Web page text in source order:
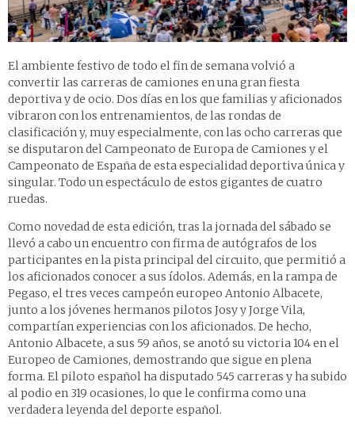
El ambiente festivo de todo el fin de semana volvió a
convertir las carreras de camiones en una gran fiesta
deportiva y de ocio. Dos días en los que familias y aficionados
vibraron con los entrenamientos, de las rondas de
clasificación y, muy especialmente, con las ocho carreras que
se disputaron del Campeonato de Europa de Camiones y el
Campeonato de España de esta especialidad deportiva única y
singular. Todo un espectáculo de estos gigantes de cuatro
ruedas.
Como novedad de esta edición, tras la jornada del sábado se
llevó a cabo un encuentro con firma de autógrafos de los
participantes en la pista principal del circuito, que permitió a
los aficionados conocer a sus ídolos. Además, en la rampa de
Pegaso, el tres veces campeón europeo Antonio Albacete,
junto a los jóvenes hermanos pilotos Josy y Jorge Vila,
compartían experiencias con los aficionados. De hecho,
Antonio Albacete, a sus 59 años, se anotó su victoria 104 en el
Europeo de Camiones, demostrando que sigue en plena
forma. El piloto español ha disputado 545 carreras y ha subido
al podio en 319 ocasiones, lo que le confirma como una
verdadera leyenda del deporte español.